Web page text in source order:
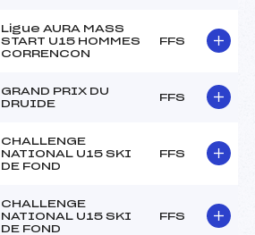
Ligue AURA MASS
START U15 HOMMES
CORRENCON
FFS
GRAND PRIX DU
DRUIDE
FFS
CHALLENGE
NATIONAL U15 SKI
DE FOND
FFS
CHALLENGE
NATIONAL U15 SKI
DE FOND
FFS